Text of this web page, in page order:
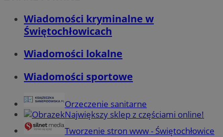
Wiadomości kryminalne w
Świętochłowicach
Wiadomości lokalne
Wiadomości sportowe
Orzeczenie sanitarne
Największy sklep z częściami online!
Tworzenie stron www - Świętochłowice